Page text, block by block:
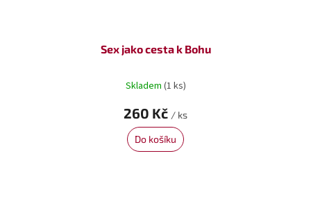
Sex jako cesta k Bohu
Skladem (1 ks)
260 Kč / ks
Do košíku